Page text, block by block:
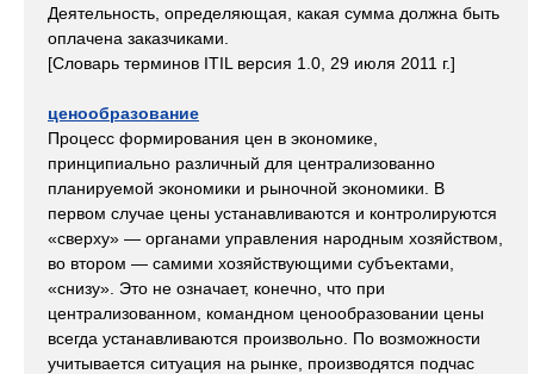
Деятельность, определяющая, какая сумма должна быть
оплачена заказчиками.
[Словарь терминов ITIL версия 1.0, 29 июля 2011 г.]
ценообразование
Процесс формирования цен в экономике,
принципиально различный для централизованно
планируемой экономики и рыночной экономики. В
первом случае цены устанавливаются и контролируются
«сверху» — органами управления народным хозяйством,
во втором — самими хозяйствующими субъектами,
«снизу». Это не означает, конечно, что при
централизованном, командном ценообразовании цены
всегда устанавливаются произвольно. По возможности
учитывается ситуация на рынке, производятся подчас